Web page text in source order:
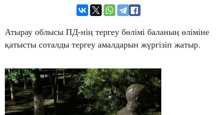
Атырау облысы ПД-нің тергеу бөлімі баланың өліміне
қатысты соталды тергеу амалдарын жүргізіп жатыр.